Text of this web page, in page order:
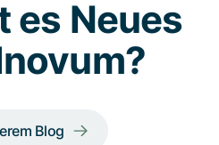
es Neues
Blog